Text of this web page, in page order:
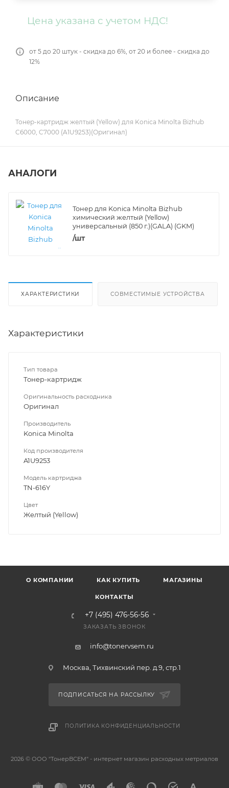
Цена указана с учетом НДС!
от 5 до 20 штук - скидка до 6%, от 20 и более - скидка до
12%
Описание
Тонер-картридж желтый (Yellow) для Konica Minolta Bizhub
C6000, C7000 (A1U9253)(Оригинал)
АНАЛОГИ
Тонер для Konica Minolta Bizhub
химический желтый (Yellow)
универсальный (850 г.)(GALA) (GKM)
/шт
ХАРАКТЕРИСТИКИ СОВМЕСТИМЫЕ УСТРОЙСТВА
Характеристики
Тип товара
Тонер-картридж
Оригинальность расходника
Оригинал
Производитель
Konica Minolta
Код производителя
A1U9253
Модель картриджа
TN-616Y
Цвет
Желтый (Yellow)
О КОМПАНИИ КАК КУПИТЬ МАГАЗИНЫ
КОНТАКТЫ
+7 (495) 476-56-56
ЗАКАЗАТЬ ЗВОНОК
info@tonervsem.ru
Москва, Тихвинский пер. д.9, стр.1
ПОДПИСАТЬСЯ НА РАССЫЛКУ
ПОЛИТИКА КОНФИДЕНЦИАЛЬНОСТИ
2026 © ООО "ТонерВСЕМ" - интернет магазин расходных метриалов